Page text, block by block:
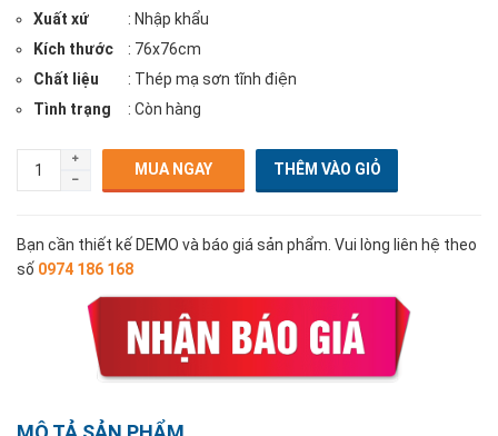
Xuất xứ
: Nhập khẩu
Kích thước
: 76x76cm
Chất liệu
: Thép mạ sơn tĩnh điện
Tình trạng
: Còn hàng
MUA NGAY
Bạn cần thiết kế DEMO và báo giá sản phẩm. Vui lòng liên hệ theo
số 0974 186 168